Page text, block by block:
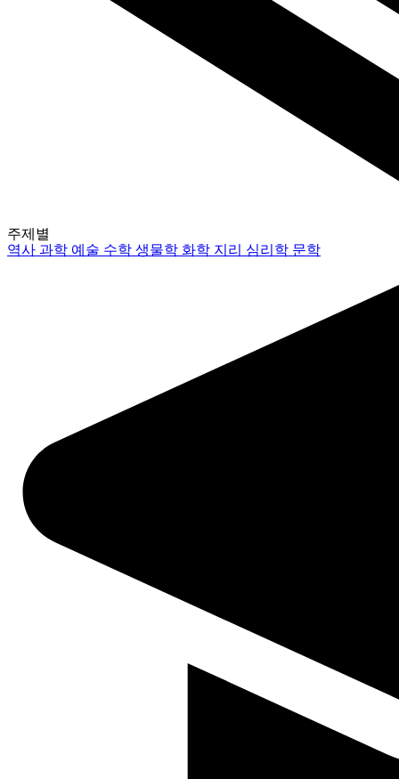
주제별
역사과학 예술 수학생물학 화학 지리 심리학 문학